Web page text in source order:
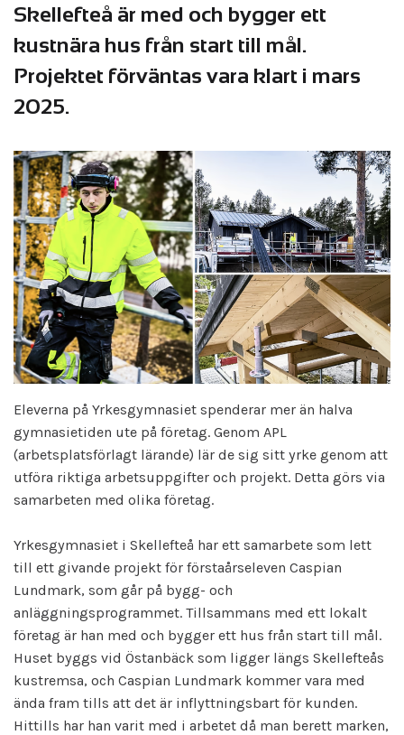
Skellefteå är med och bygger ett
kustnära hus från start till mål.
Projektet förväntas vara klart i mars
2025.
Eleverna på Yrkesgymnasiet spenderar mer än halva
gymnasietiden ute på företag. Genom APL
(arbetsplatsförlagt lärande) lär de sig sitt yrke genom att
utföra riktiga arbetsuppgifter och projekt. Detta görs via
samarbeten med olika företag.
Yrkesgymnasiet i Skellefteå har ett samarbete som lett
till ett givande projekt för förstaårseleven Caspian
Lundmark, som går på bygg- och
anläggningsprogrammet. Tillsammans med ett lokalt
företag är han med och bygger ett hus från start till mål.
Huset byggs vid Östanbäck som ligger längs Skellefteås
kustremsa, och Caspian Lundmark kommer vara med
ända fram tills att det är inflyttningsbart för kunden.
Hittills har han varit med i arbetet då man berett marken,